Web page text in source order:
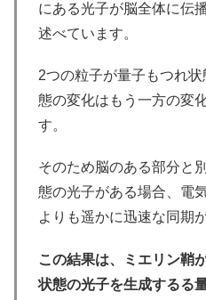
にある光子が脳全体に伝
述べています。
2つの粒子が量子もつれ
態の変化はもう一方の変
す。
そのため脳のある部分と
態の光子がある場合、電
よりも遥かに迅速な同期
この結果は、ミエリン鞘
状態の光子を生成するる